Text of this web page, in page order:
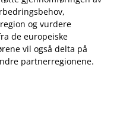
og vurdere
de europeiske
vil også delta på
partnerregionene.